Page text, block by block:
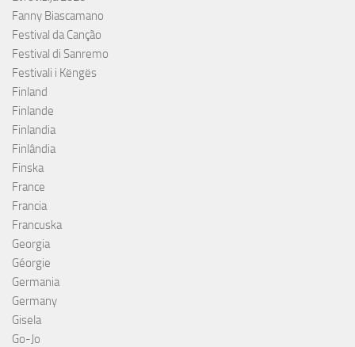
Fanny Biascamano
Festival da Canção
Festival di Sanremo
Festivali i Këngës
Finland
Finlande
Finlandia
Finlândia
Finska
France
Francia
Francuska
Georgia
Géorgie
Germania
Germany
Gisela
Go-Jo